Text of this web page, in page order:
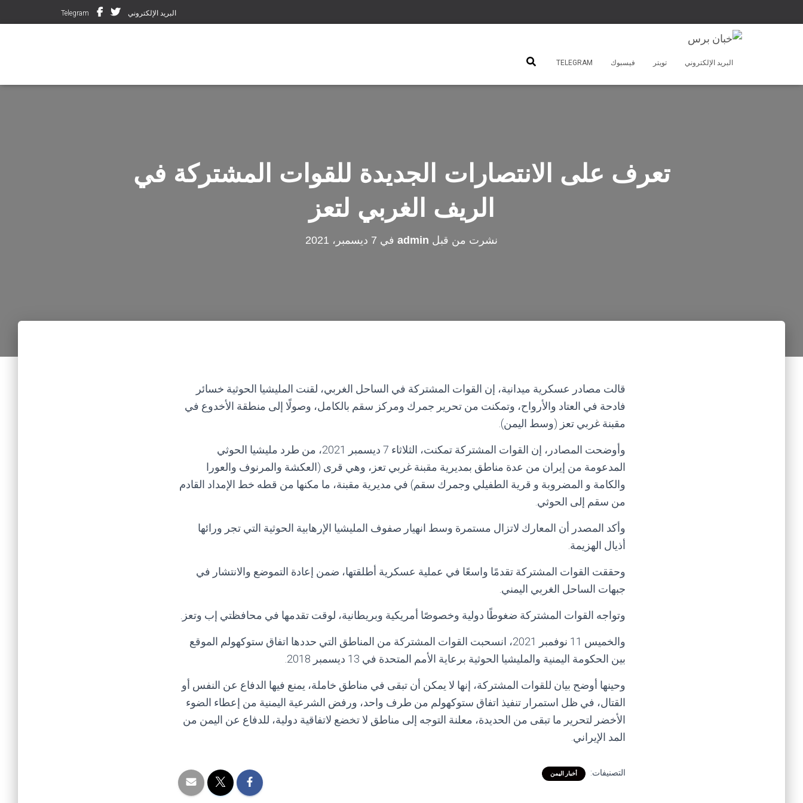
البريد الإلكتروني Telegram
البريد الإلكتروني تويتر فيسبوك TELEGRAM
تعرف على الانتصارات الجديدة للقوات المشتركة في
الريف الغربي لتعز
نشرت من قبل admin في 7 ديسمبر، 2021
قالت مصادر عسكرية ميدانية، إن القوات المشتركة في الساحل الغربي، لقنت المليشيا الحوثية خسائر
فادحة في العتاد والأرواح، وتمكنت من تحرير جمرك ومركز سقم بالكامل، وصولًا إلى منطقة الأخدوع في
مقبنة غربي تعز (وسط اليمن).
وأوضحت المصادر، إن القوات المشتركة تمكنت، الثلاثاء 7 ديسمبر 2021، من طرد مليشيا الحوثي
المدعومة من إيران من عدة مناطق بمديرية مقبنة غربي تعز، وهي قرى (العكشة والمرنوف والعورا
والكامة و المضروبة و قرية الطفيلي وجمرك سقم) في مديرية مقبنة، ما مكنها من قطه خط الإمداد القادم
من سقم إلى الحوثي.
وأكد المصدر أن المعارك لاتزال مستمرة وسط انهيار صفوف المليشيا الإرهابية الحوثية التي تجر ورائها
أذيال الهزيمة.
وحققت القوات المشتركة تقدمًا واسعًا في عملية عسكرية أطلقتها، ضمن إعادة التموضع والانتشار في
جبهات الساحل الغربي اليمني.
وتواجه القوات المشتركة ضغوطًا دولية وخصوصًا أمريكية وبريطانية، لوقت تقدمها في محافظتي إب وتعز.
والخميس 11 نوفمبر 2021، انسحبت القوات المشتركة من المناطق التي حددها اتفاق ستوكهولم الموقع
بين الحكومة اليمنية والمليشيا الحوثية برعاية الأمم المتحدة في 13 ديسمبر 2018.
وحينها أوضح بيان للقوات المشتركة، إنها لا يمكن أن تبقى في مناطق خاملة، يمنع فيها الدفاع عن النفس أو
القتال، في ظل استمرار تنفيذ اتفاق ستوكهولم من طرف واحد، ورفض الشرعية اليمنية من إعطاء الضوء
الأخضر لتحرير ما تبقى من الحديدة، معلنة التوجه إلى مناطق لا تخضع لاتفاقية دولية، للدفاع عن اليمن من
المد الإيراني.
التصنيفات: أخبار اليمن